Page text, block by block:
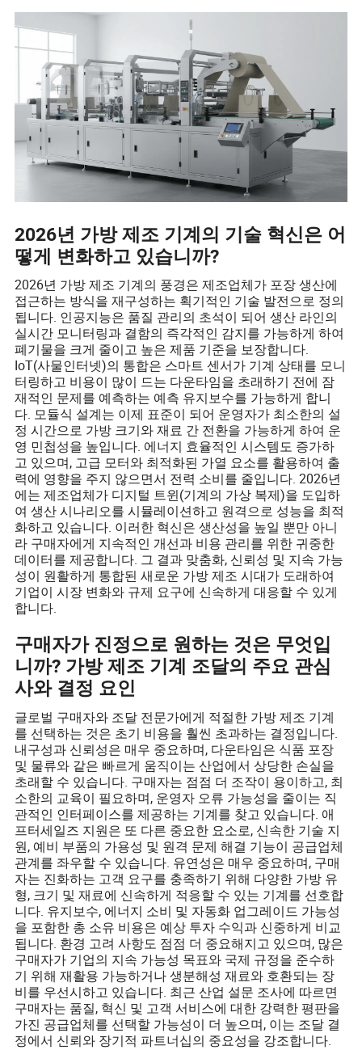
2026년 가방 제조 기계의 기술 혁신은 어
떻게 변화하고 있습니까?
2026년 가방 제조 기계의 풍경은 제조업체가 포장 생산에
접근하는 방식을 재구성하는 획기적인 기술 발전으로 정의
됩니다. 인공지능은 품질 관리의 초석이 되어 생산 라인의
실시간 모니터링과 결함의 즉각적인 감지를 가능하게 하여
폐기물을 크게 줄이고 높은 제품 기준을 보장합니다.
IoT(사물인터넷)의 통합은 스마트 센서가 기계 상태를 모니
터링하고 비용이 많이 드는 다운타임을 초래하기 전에 잠
재적인 문제를 예측하는 예측 유지보수를 가능하게 합니
다. 모듈식 설계는 이제 표준이 되어 운영자가 최소한의 설
정 시간으로 가방 크기와 재료 간 전환을 가능하게 하여 운
영 민첩성을 높입니다. 에너지 효율적인 시스템도 증가하
고 있으며, 고급 모터와 최적화된 가열 요소를 활용하여 출
력에 영향을 주지 않으면서 전력 소비를 줄입니다. 2026년
에는 제조업체가 디지털 트윈(기계의 가상 복제)을 도입하
여 생산 시나리오를 시뮬레이션하고 원격으로 성능을 최적
화하고 있습니다. 이러한 혁신은 생산성을 높일 뿐만 아니
라 구매자에게 지속적인 개선과 비용 관리를 위한 귀중한
데이터를 제공합니다. 그 결과 맞춤화, 신뢰성 및 지속 가능
성이 원활하게 통합된 새로운 가방 제조 시대가 도래하여
기업이 시장 변화와 규제 요구에 신속하게 대응할 수 있게
합니다.
구매자가 진정으로 원하는 것은 무엇입
니까? 가방 제조 기계 조달의 주요 관심
사와 결정 요인
글로벌 구매자와 조달 전문가에게 적절한 가방 제조 기계
를 선택하는 것은 초기 비용을 훨씬 초과하는 결정입니다.
내구성과 신뢰성은 매우 중요하며, 다운타임은 식품 포장
및 물류와 같은 빠르게 움직이는 산업에서 상당한 손실을
초래할 수 있습니다. 구매자는 점점 더 조작이 용이하고, 최
소한의 교육이 필요하며, 운영자 오류 가능성을 줄이는 직
관적인 인터페이스를 제공하는 기계를 찾고 있습니다. 애
프터세일즈 지원은 또 다른 중요한 요소로, 신속한 기술 지
원, 예비 부품의 가용성 및 원격 문제 해결 기능이 공급업체
관계를 좌우할 수 있습니다. 유연성은 매우 중요하며, 구매
자는 진화하는 고객 요구를 충족하기 위해 다양한 가방 유
형, 크기 및 재료에 신속하게 적응할 수 있는 기계를 선호합
니다. 유지보수, 에너지 소비 및 자동화 업그레이드 가능성
을 포함한 총 소유 비용은 예상 투자 수익과 신중하게 비교
됩니다. 환경 고려 사항도 점점 더 중요해지고 있으며, 많은
구매자가 기업의 지속 가능성 목표와 국제 규정을 준수하
기 위해 재활용 가능하거나 생분해성 재료와 호환되는 장
비를 우선시하고 있습니다. 최근 산업 설문 조사에 따르면
구매자는 품질, 혁신 및 고객 서비스에 대한 강력한 평판을
가진 공급업체를 선택할 가능성이 더 높으며, 이는 조달 결
정에서 신뢰와 장기적 파트너십의 중요성을 강조합니다.